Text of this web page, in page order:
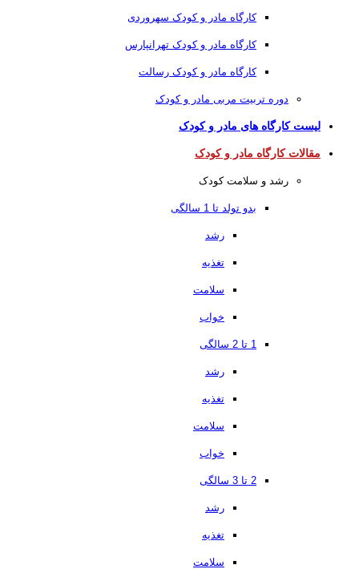
کارگاه مادر و کودک سهروردی
کارگاه مادر و کودک تهرانپارس
کارگاه مادر و کودک رسالت
دوره تربیت مربی مادر و کودک
لیست کارگاه های مادر و کودک
مقالات کارگاه مادر و کودک
رشد و سلامت کودک
بدو تولد تا 1 سالگی
رشد
تغذیه
سلامت
خواب
1 تا 2 سالگی
رشد
تغذیه
سلامت
خواب
2 تا 3 سالگی
رشد
تغذیه
سلامت